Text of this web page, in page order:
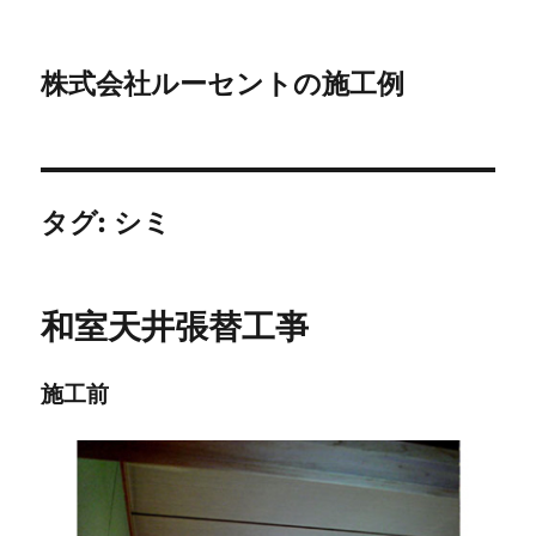
株式会社ルーセントの施工例
タグ: シミ
和室天井張替工亊
施工前